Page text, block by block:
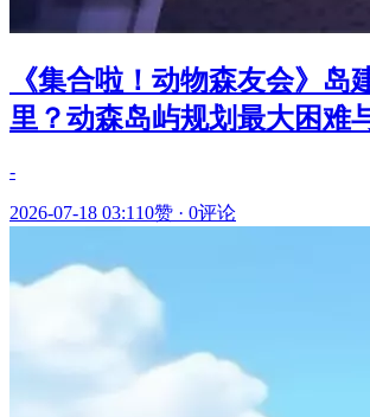
《集合啦！动物森友会》岛
里？动森岛屿规划最大困难
-
2026-07-18 03:110赞 · 0评论